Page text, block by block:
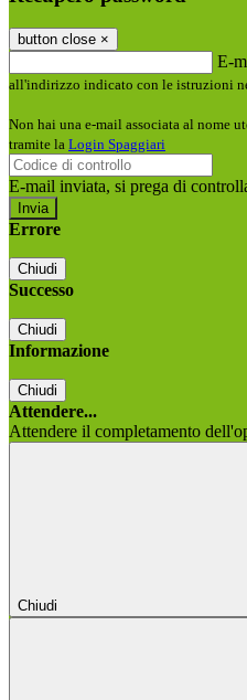
button close ×
E-
all'indirizzo indicato con le istruzioni
Non hai una e-mail associata al nome
tramite la Login Spaggiari
E-mail inviata, si prega di
Errore
Chiudi
Successo
Chiudi
Informazione
Chiudi
Attendere...
Attendere il completamento
Chiudi